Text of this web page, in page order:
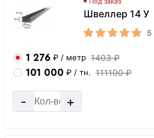
Швеллер 14 У
5
1 276 ₽ / метр 1403 ₽
101 000 ₽ / тн. 111100 ₽
- +